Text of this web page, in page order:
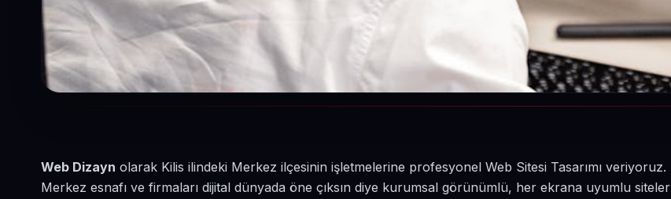
Web Dizayn olarak Kilis ilindeki Merkez ilçesinin işletmelerine profesyonel Web Sitesi Tasarımı veriyoruz.
Merkez esnafı ve firmaları dijital dünyada öne çıksın diye kurumsal görünümlü, her ekrana uyumlu siteler